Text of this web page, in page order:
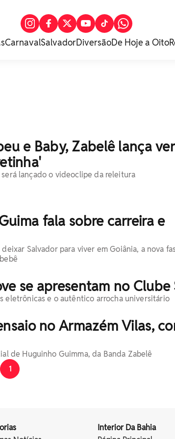
CarnavalSalvadorDiversãoDe Hoje a Oito
e Baby, Zabelê lança
lançado o videoclipe da releitura
fala sobre carreira e
Salvador para viver em Goiânia, a nova
se apresentam no Clube
eletrônicas e o autêntico arrocha universitário
no Armazém Vilas,
de Huguinho Guimma, da Banda Zabelê
1
Interior Da Bahia